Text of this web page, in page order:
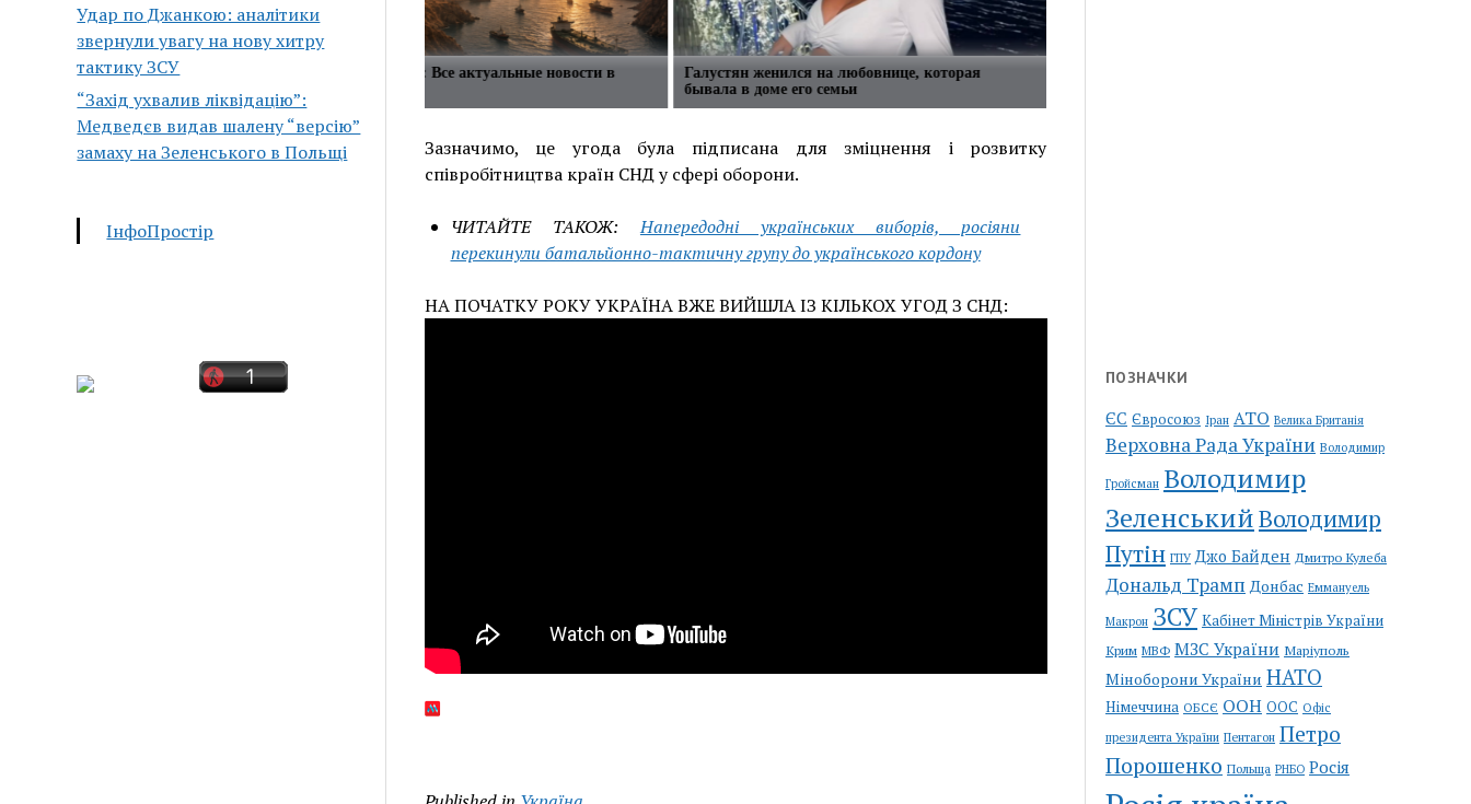
Удар по Джанкою: аналітики
звернули увагу на нову хитру
тактику ЗСУ
“Захід ухвалив ліквідацію”:
Медведєв видав шалену “версію”
замаху на Зеленського в Польщі
ІнфоПростір
издают звуки во время
Ближний Восток: Все актуальные новости в
Галустян женился на любовнице, которая
бывала в доме его семьи
Зазначимо, це угода була підписана для зміцнення і розвитку
співробітництва країн СНД у сфері оборони.
ЧИТАЙТЕ ТАКОЖ:Напередодні українських виборів, росіяни
перекинули батальйонно-тактичну групу до українського кордону
НА ПОЧАТКУ РОКУ УКРАЇНА ВЖЕ ВИЙШЛА ІЗ КІЛЬКОХ УГОД З СНД:
ПОЗНАЧКИ
ЄС Євросоюз Іран АТО Велика Британія
Верховна Рада України Володимир
Гройсман Володимир
ЗеленськийВолодимир
Путін ГПУ Джо Байден Дмитро Кулеба
Дональд Трамп Донбас Еммануель
Макрон ЗСУ Кабінет Міністрів України
Крим МВФ МЗС України Маріуполь
Міноборони України НАТО
Німеччина ОБСЄ ООН ООС Офіс
президента України Пентагон Петро
Порошенко Польща РНБО Росія